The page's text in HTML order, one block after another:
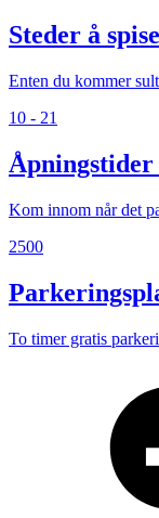
Steder å
Enten du kommer
10 - 21
Åpningstider
Kom innom når det
2500
To timer gratis